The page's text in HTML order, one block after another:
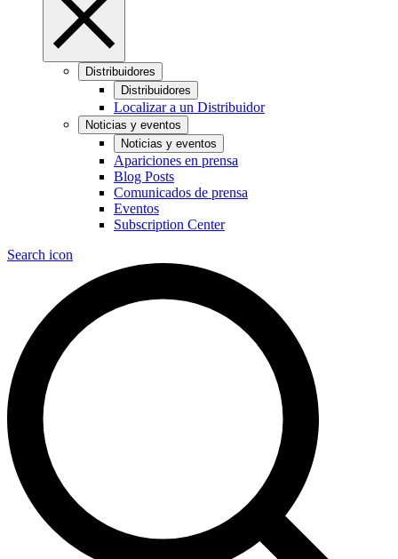
Distribuidores
Distribuidores
Localizar a un Distribuidor
Noticias y eventos
Noticias y eventos
Apariciones en prensa
Blog Posts
Comunicados de prensa
Eventos
Subscription Center
Search icon